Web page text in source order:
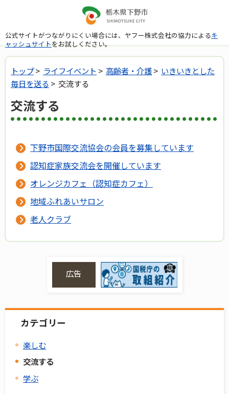
公式サイトがつながりにくい場合には、ヤフー株式会社の協力によるキ
ャッシュサイトをお試しください。
トップ> ライフイベント > 高齢者・介護> いきいきとした
毎日を送る > 交流する
交流する
下野市国際交流協会の会員を募集しています
認知症家族交流会を開催しています
オレンジカフェ（認知症カフェ）
地域ふれあいサロン
老人クラブ
広告
カテゴリー
楽しむ
交流する
学ぶ